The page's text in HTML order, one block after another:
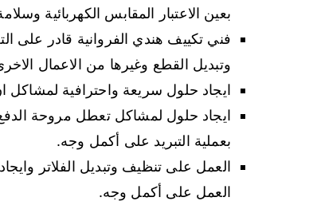
بعين الاعتبار المقابس الكهربائية
فني تكييف هندي الفروانية قادر على
وتبديل القطع وغيرها من الاعمال
ايجاد حلول سريعة واحترافية لمشاكل
ايجاد حلول لمشاكل تعطل مروحة الدفع
بعملية التبريد على أكمل وجه.
العمل على تنظيف وتبديل الفلاتر
العمل على أكمل وجه.